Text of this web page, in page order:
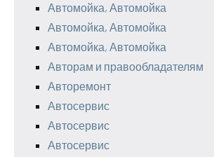
Автомойка, Автомойка
Автомойка, Автомойка
Автомойка, Автомойка
Авторам и правообладателям
Авторемонт
Автосервис
Автосервис
Автосервис